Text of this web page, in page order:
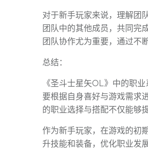
对于新手玩家来说，理解团
团队中的其他成员，共同完
团队协作尤为重要，通过不
总结：
《圣斗士星矢OL》中的职
要根据自身喜好与游戏需求
的职业选择与搭配不仅能够
作为新手玩家，在游戏的初
升技能和装备，优化职业发